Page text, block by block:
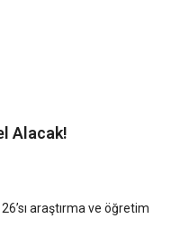
Alacak!
araştırma ve öğretim